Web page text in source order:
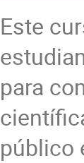
Este
para
público